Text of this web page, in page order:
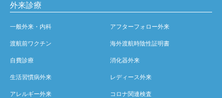
外来診療
一般外来・内科 アフターフォロー外来
渡航前ワクチン 海外渡航時陰性証明書
自費診療 消化器外来
生活習慣病外来 レディース外来
アレルギー外来 コロナ関連検査